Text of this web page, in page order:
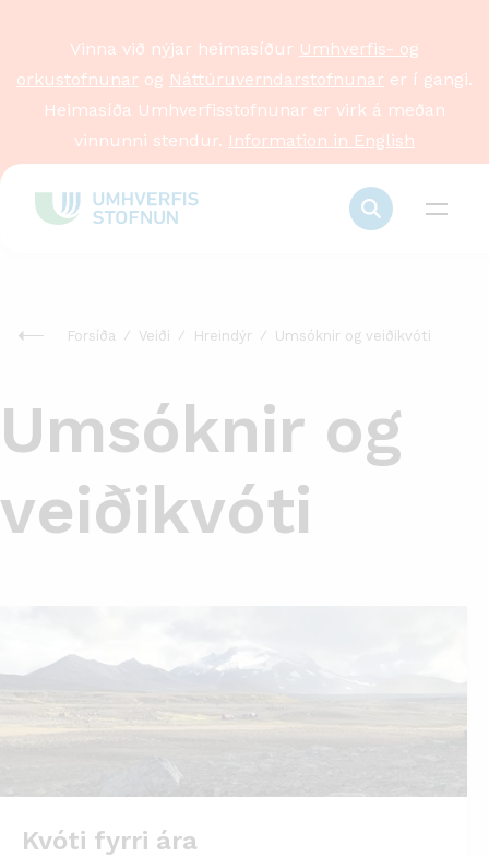
Vinna við nýjar heimasíður Umhverfis- og
orkustofnunar og Náttúruverndarstofnunar er í gangi.
Heimasíða Umhverfisstofnunar er virk á meðan
vinnunni stendur. Information in English
Forsíða Veiði Hreindýr Umsóknir og veiðikvóti
Umsóknir og
veiðikvóti
Kvóti fyrri ára